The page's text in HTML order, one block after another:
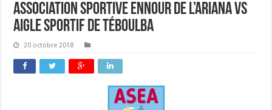
Association Sportive Ennour de l’Ariana vs
Aigle sportif de Téboulba
20 octobre 2018